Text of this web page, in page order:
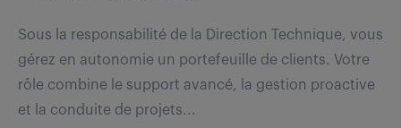
Sous la responsabilité de la Direction Technique, vous
gérez en autonomie un portefeuille de clients. Votre
rôle combine le support avancé, la gestion proactive
et la conduite de projets...